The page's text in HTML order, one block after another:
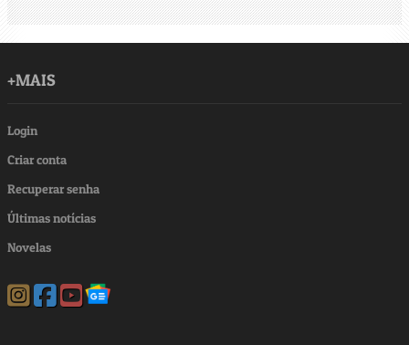
+MAIS
Login
Criar conta
Recuperar senha
Últimas notícias
Novelas